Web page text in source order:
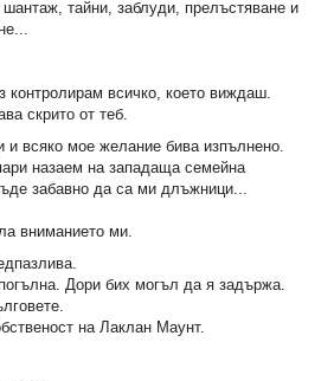
шантаж, тайни, заблуди, прелъстяване и
контролирам всичко, което виждаш.
скрито от теб.
и всяко мое желание бива изпълнено.
назаем на западаща семейна
забавно да са ми длъжници...
вниманието ми.
Дори бих могъл да я задържа.
на Лаклан Маунт.